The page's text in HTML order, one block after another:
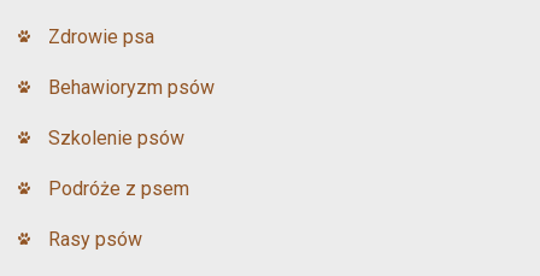
Zdrowie psa
Behawioryzm psów
Szkolenie psów
Podróże z psem
Rasy psów